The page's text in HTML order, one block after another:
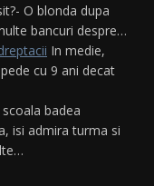
O blonda dupa
bancuri despre…
In medie,
cu 9 ani decat
badea
isi admira turma si